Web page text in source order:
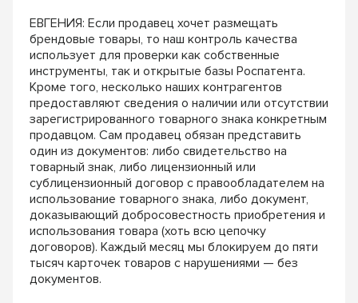
ЕВГЕНИЯ: Если продавец хочет размещать
брендовые товары, то наш контроль качества
использует для проверки как собственные
инструменты, так и открытые базы Роспатента.
Кроме того, несколько наших контрагентов
предоставляют сведения о наличии или отсутствии
зарегистрированного товарного знака конкретным
продавцом. Сам продавец обязан представить
один из документов: либо свидетельство на
товарный знак, либо лицензионный или
сублицензионный договор с правообладателем на
использование товарного знака, либо документ,
доказывающий добросовестность приобретения и
использования товара (хоть всю цепочку
договоров). Каждый месяц мы блокируем до пяти
тысяч карточек товаров с нарушениями — без
документов.